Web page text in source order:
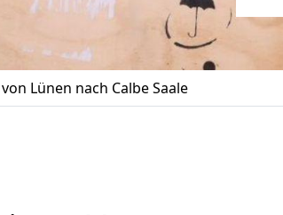
Lünen nach Calbe Saale